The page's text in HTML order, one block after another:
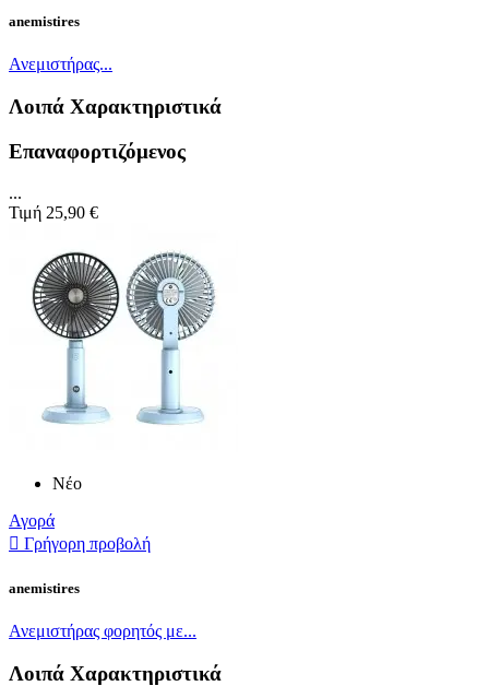
anemistires
Ανεμιστήρας...
Λοιπά Χαρακτηριστικά
Επαναφορτιζόμενος
...
Τιμή 25,90 €
Νέο
Αγορά
 Γρήγορη προβολή
anemistires
Ανεμιστήρας φορητός με...
Λοιπά Χαρακτηριστικά